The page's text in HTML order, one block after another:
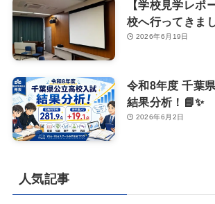
【学校見学レポ
校へ行ってきま
2026年6月19日
令和8年度 千葉
結果分析！📘✨
2026年6月2日
人気記事